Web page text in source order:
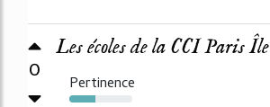
0
Les écoles de la CCI Paris
Pertinence